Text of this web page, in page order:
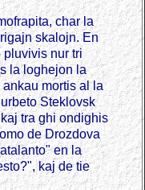
char la
skalojn. En
pluvivis nur tri
la loghejon la
mortis al la
Steklovsk
tra ghi ondighis
de Drozdova
en la
kaj de tie